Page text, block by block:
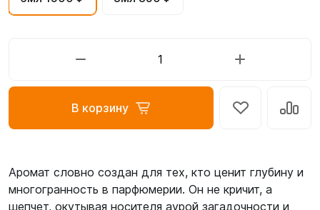
В корзину
Аромат словно создан для тех, кто ценит глубину и
многогранность в парфюмерии. Он не кричит, а
шепчет, окутывая носителя аурой загадочности и